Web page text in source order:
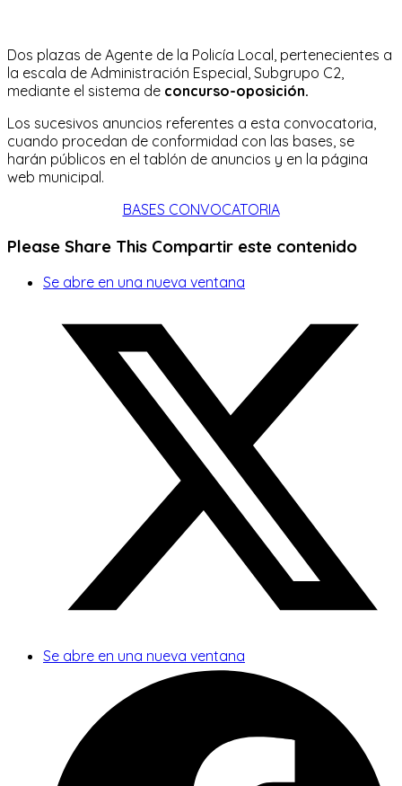
Dos plazas de Agente de la Policía Local, pertenecientes a
la escala de Administración Especial, Subgrupo C2,
mediante el sistema de concurso-oposición.
Los sucesivos anuncios referentes a esta convocatoria,
cuando procedan de conformidad con las bases, se
harán públicos en el tablón de anuncios y en la página
web municipal.
BASES CONVOCATORIA
Please Share This Compartir este contenido
Se abre en una nueva ventana
Se abre en una nueva ventana